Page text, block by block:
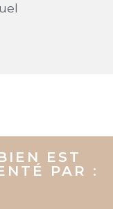
EST
PAR :